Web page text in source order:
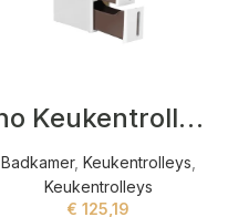
Ino Keukentrolleys Wit
Badkamer, Keukentrolleys
Keukentrolleys
€ 125,19